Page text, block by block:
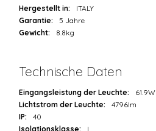
Hergestellt in:
ITALY
Garantie:
5 Jahre
Gewicht:
8.8kg
Technische Daten
Eingangsleistung der Leuchte:
61.9W
Lichtstrom der Leuchte:
4796lm
IP:
40
Isolationsklasse:
I